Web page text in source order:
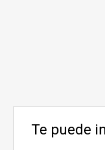
Te puede